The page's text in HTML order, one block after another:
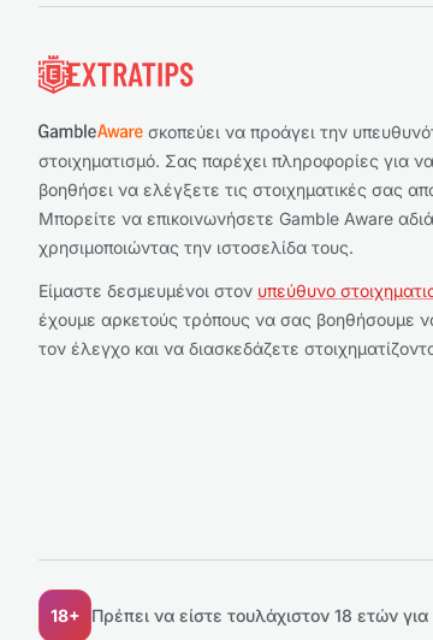
σκοπεύει να προάγει την
στοιχηματισμό. Σας παρέχει πληροφορίες για
βοηθήσει να ελέγξετε τις στοιχηματικές σας
Μπορείτε να επικοινωνήσετε Gamble Aware
χρησιμοποιώντας την ιστοσελίδα τους.
Είμαστε δεσμευμένοι στον υπεύθυνο
έχουμε αρκετούς τρόπους να σας βοηθήσουμε
τον έλεγχο και να διασκεδάζετε
18+ Πρέπει να είστε τουλάχιστον 18 ετών